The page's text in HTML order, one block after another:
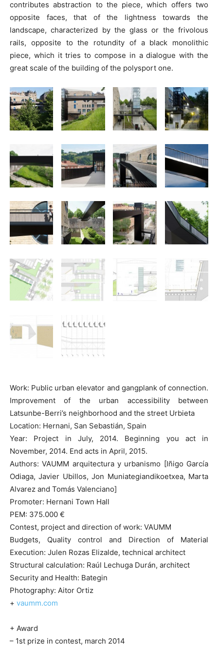
contributes abstraction to the piece, which offers two
opposite faces, that of the lightness towards the
landscape, characterized by the glass or the frivolous
rails, opposite to the rotundity of a black monolithic
piece, which it tries to compose in a dialogue with the
great scale of the building of the polysport one.
Work: Public urban elevator and gangplank of connection.
Improvement of the urban accessibility between
Latsunbe-Berri’s neighborhood and the street Urbieta
Location: Hernani, San Sebastián, Spain
Year: Project in July, 2014. Beginning you act in
November, 2014. End acts in April, 2015.
Authors: VAUMM arquitectura y urbanismo [Iñigo García
Odiaga, Javier Ubillos, Jon Muniategiandikoetxea, Marta
Alvarez and Tomás Valenciano]
Promoter: Hernani Town Hall
PEM: 375.000 €
Contest, project and direction of work: VAUMM
Budgets, Quality control and Direction of Material
Execution: Julen Rozas Elizalde, technical architect
Structural calculation: Raúl Lechuga Durán, architect
Security and Health: Bategin
Photography: Aitor Ortiz
+ vaumm.com
+ Award
– 1st prize in contest, march 2014